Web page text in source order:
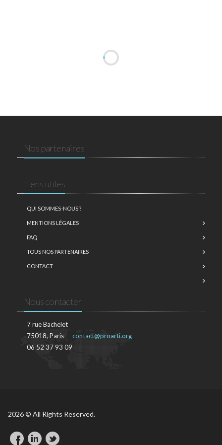
Nos partenaires
Liens utiles
QUI SOMMES-NOUS ?
MENTIONS LÉGALES
FAQ
TOUS NOS PARTENAIRES
CONTACT
Nous contacter
7 rue Bachelet
75018, Paris
06 52 37 93 09
contact@proarti.org
2026 © All Rights Reserved.